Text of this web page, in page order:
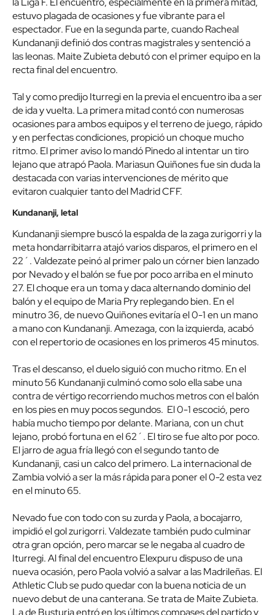
estuvo plagada de ocasiones y fue vibrante para el
espectador. Fue en la segunda parte, cuando Racheal
Kundananji definió dos contras magistrales y sentenció a
las leonas. Maite Zubieta debutó con el primer equipo en la
recta final del encuentro.
Tal y como predijo Iturregi en la previa el encuentro iba a ser
de ida y vuelta. La primera mitad contó con numerosas
ocasiones para ambos equipos y el terreno de juego, rápido
y en perfectas condiciones, propició un choque mucho
ritmo. El primer aviso lo mandó Pinedo al intentar un tiro
lejano que atrapó Paola. Mariasun Quiñones fue sin duda la
destacada con varias intervenciones de mérito que
evitaron cualquier tanto del Madrid CFF.
Kundananji, letal
Kundananji siempre buscó la espalda de la zaga zurigorri y la
meta hondarribitarra atajó varios disparos, el primero en el
22´. Valdezate peinó al primer palo un córner bien lanzado
por Nevado y el balón se fue por poco arriba en el minuto
27. El choque era un toma y daca alternando dominio del
balón y el equipo de Maria Pry replegando bien. En el
minutro 36, de nuevo Quiñones evitaría el 0-1 en un mano
a mano con Kundananji. Amezaga, con la izquierda, acabó
con el repertorio de ocasiones en los primeros 45 minutos.
Tras el descanso, el duelo siguió con mucho ritmo. En el
minuto 56 Kundananji culminó como solo ella sabe una
contra de vértigo recorriendo muchos metros con el balón
en los pies en muy pocos segundos. El 0-1 escoció, pero
había mucho tiempo por delante. Mariana, con un chut
lejano, probó fortuna en el 62´. El tiro se fue alto por poco.
El jarro de agua fría llegó con el segundo tanto de
Kundananji, casi un calco del primero. La internacional de
Zambia volvió a ser la más rápida para poner el 0-2 esta vez
en el minuto 65.
Nevado fue con todo con su zurda y Paola, a bocajarro,
impidió el gol zurigorri. Valdezate también pudo culminar
otra gran opción, pero marcar se le negaba al cuadro de
Iturregi. Al final del encuentro Elexpuru dispuso de una
nueva ocasión, pero Paola volvió a salvar a las Madrileñas. El
Athletic Club se pudo quedar con la buena noticia de un
nuevo debut de una canterana. Se trata de Maite Zubieta.
La de Busturia entró en los últimos compases del partido y